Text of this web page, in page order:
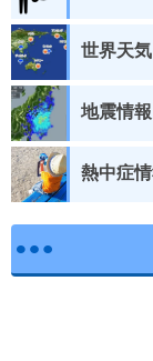
世界天気
地震情報
熱中症